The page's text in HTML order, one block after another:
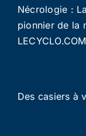
Nécrologie :
pionnier de la
LECYCLO.COM
Des casiers à